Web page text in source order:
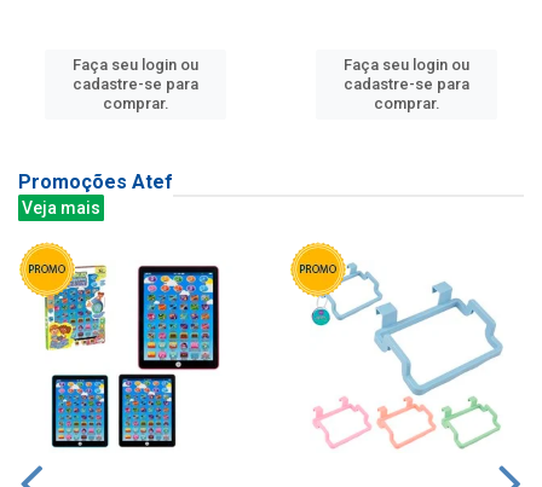
Faça seu login ou
cadastre-se para
comprar.
Faça seu login ou
cadastre-se para
comprar.
Promoções Atef
Veja mais